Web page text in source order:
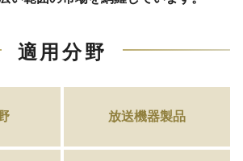
適用分野
放送機器製品